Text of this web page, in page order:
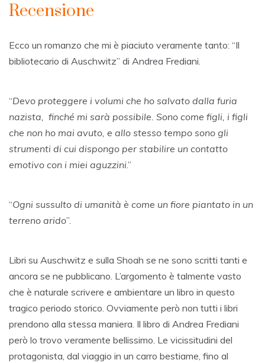
Recensione
Ecco un romanzo che mi è piaciuto veramente tanto: “Il
bibliotecario di Auschwitz” di Andrea Frediani.
“Devo proteggere i volumi che ho salvato dalla furia
nazista, finché mi sarà possibile. Sono come figli, i figli
che non ho mai avuto, e allo stesso tempo sono gli
strumenti di cui dispongo per stabilire un contatto
emotivo con i miei aguzzini.”
“Ogni sussulto di umanità è come un fiore piantato in un
terreno arido”.
Libri su Auschwitz e sulla Shoah se ne sono scritti tanti e
ancora se ne pubblicano. L’argomento è talmente vasto
che è naturale scrivere e ambientare un libro in questo
tragico periodo storico. Ovviamente però non tutti i libri
prendono alla stessa maniera. Il libro di Andrea Frediani
però lo trovo veramente bellissimo. Le vicissitudini del
protagonista, dal viaggio in un carro bestiame, fino al